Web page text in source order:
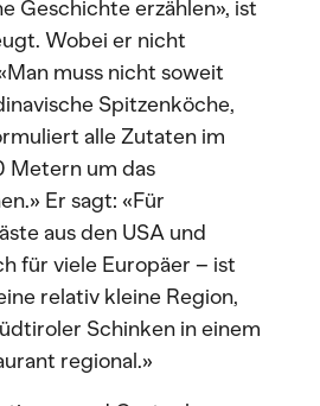
Geschichte erzählen», ist
Wobei er nicht
muss nicht soweit
Spitzenköche,
alle Zutaten im
Metern um das
Er sagt: «Für
aus den USA und
für viele Europäer – ist
relativ kleine Region,
Schinken in einem
regional.»